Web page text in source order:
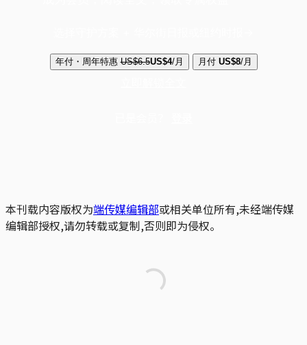
年付・周年特惠 US$6.5US$4/月 月付 US$8/月
本刊载内容版权为端传媒编辑部或相关单位所有,未经端传媒
编辑部授权,请勿转载或复制,否则即为侵权。